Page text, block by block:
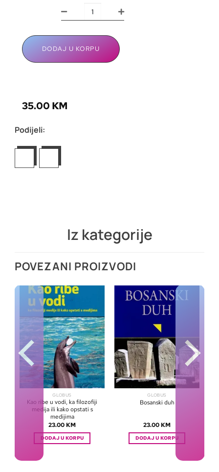
DODAJ U KORPU
35.00 KM
Podijeli:
Iz kategorije
POVEZANI PROIZVODI
GLOBUS
Kao ribe u vodi, ka filozofiji
medija ili kako opstati s
medijima
23.00 KM
DODAJ U KORPU
GLOBUS
Bosanski duh
23.00 KM
DODAJ U KORPU